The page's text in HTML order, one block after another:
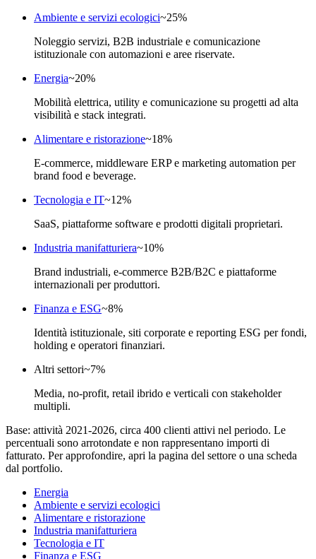
Ambiente e servizi ecologici~25%
Noleggio servizi, B2B industriale e comunicazione
istituzionale con automazioni e aree riservate.
Energia~20%
Mobilità elettrica, utility e comunicazione su progetti ad alta
visibilità e stack integrati.
Alimentare e ristorazione~18%
E-commerce, middleware ERP e marketing automation per
brand food e beverage.
Tecnologia e IT~12%
SaaS, piattaforme software e prodotti digitali proprietari.
Industria manifatturiera~10%
Brand industriali, e-commerce B2B/B2C e piattaforme
internazionali per produttori.
Finanza e ESG~8%
Identità istituzionale, siti corporate e reporting ESG per fondi,
holding e operatori finanziari.
Altri settori~7%
Media, no-profit, retail ibrido e verticali con stakeholder
multipli.
Base: attività 2021-2026, circa 400 clienti attivi nel periodo. Le
percentuali sono arrotondate e non rappresentano importi di
fatturato. Per approfondire, apri la pagina del settore o una scheda
dal portfolio.
Energia
Ambiente e servizi ecologici
Alimentare e ristorazione
Industria manifatturiera
Tecnologia e IT
Finanza e ESG